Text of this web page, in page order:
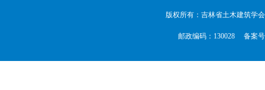
版权所有：吉林省土木建筑学
邮政编码：130028 备案